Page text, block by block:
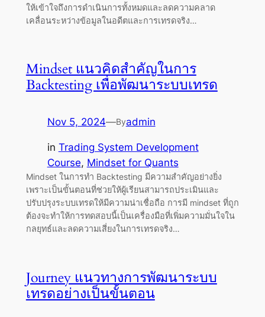
ให้เข้าใจถึงการดำเนินการทั้งหมดและลดความคลาด
เคลื่อนระหว่างข้อมูลในอดีตและการเทรดจริง…
Mindset แนวคิดสำคัญในการ
Backtesting เพื่อพัฒนาระบบเทรด
Nov 5, 2024—Byadmin
in Trading System Development
Course, Mindset for Quants
Mindset ในการทำ Backtesting มีความสำคัญอย่างยิ่ง
เพราะเป็นขั้นตอนที่ช่วยให้ผู้เรียนสามารถประเมินและ
ปรับปรุงระบบเทรดให้มีความน่าเชื่อถือ การมี mindset ที่ถูก
ต้องจะทำให้การทดสอบนี้เป็นเครื่องมือที่เพิ่มความมั่นใจใน
กลยุทธ์และลดความเสี่ยงในการเทรดจริง…
Journey แนวทางการพัฒนาระบบ
เทรดอย่างเป็นขั้นตอน